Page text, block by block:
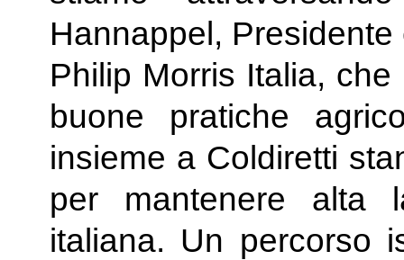
Hannappel,
Philip Morris Italia,
buone pratiche
insieme a Coldiretti
per mantenere alta
italiana. Un percorso